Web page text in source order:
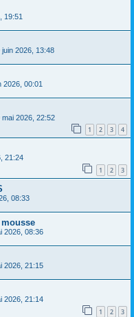
19:51
juin 2026, 13:48
2026, 00:01
mai 2026, 22:52
1 2 3 4
21:24
1 2 3
08:33
2026, 08:36
2026, 21:15
2026, 21:14
1 2 3